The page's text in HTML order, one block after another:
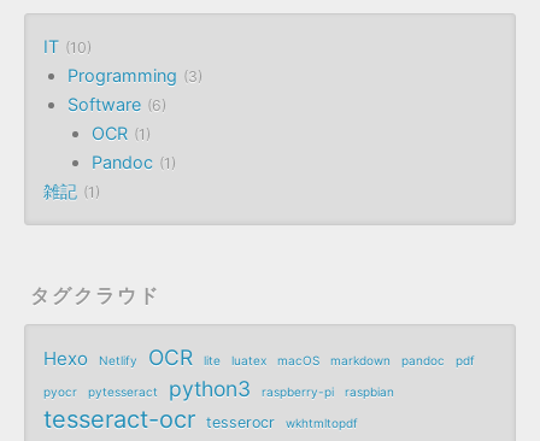
IT 10
Programming 3
Software 6
OCR 1
Pandoc 1
雑記 1
タグクラウド
Hexo Netlify OCR lite luatex macOS markdown pandoc pdf
pyocr pytesseract python3 raspberry-pi raspbian
tesseract-ocr tesserocr wkhtmltopdf